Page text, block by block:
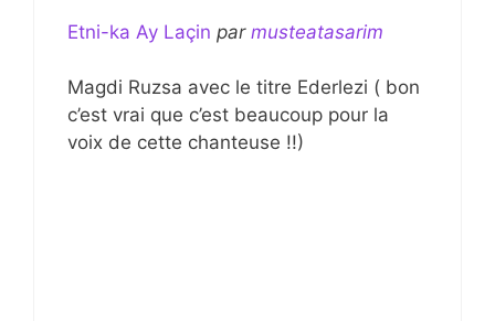
Etni-ka Ay Laçin par musteatasarim
Magdi Ruzsa avec le titre Ederlezi ( bon
c’est vrai que c’est beaucoup pour la
voix de cette chanteuse !!)